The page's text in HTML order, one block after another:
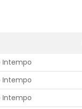
Intempo
Intempo
Intempo